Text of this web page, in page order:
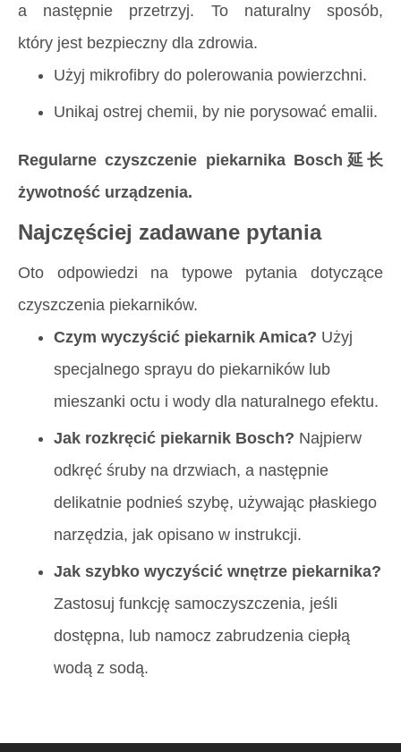
a następnie przetrzyj. To naturalny sposób,
który jest bezpieczny dla zdrowia.
Użyj mikrofibry do polerowania powierzchni.
Unikaj ostrej chemii, by nie porysować emalii.
Regularne czyszczenie piekarnika Bosch延长
żywotność urządzenia.
Najczęściej zadawane pytania
Oto odpowiedzi na typowe pytania dotyczące
czyszczenia piekarników.
Czym wyczyścić piekarnik Amica? Użyj
specjalnego sprayu do piekarników lub
mieszanki octu i wody dla naturalnego efektu.
Jak rozkręcić piekarnik Bosch? Najpierw
odkręć śruby na drzwiach, a następnie
delikatnie podnieś szybę, używając płaskiego
narzędzia, jak opisano w instrukcji.
Jak szybko wyczyścić wnętrze piekarnika?
Zastosuj funkcję samoczyszczenia, jeśli
dostępna, lub namocz zabrudzenia ciepłą
wodą z sodą.